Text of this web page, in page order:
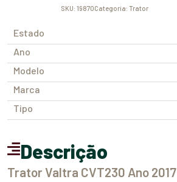
SKU: 19870 Categoria: Trator
Estado
Ano
Modelo
Marca
Tipo
Descrição
Trator Valtra CVT230 Ano 2017